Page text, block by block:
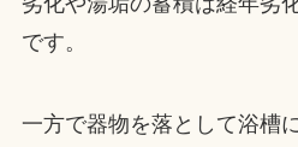
です。
一方で器物を落として浴槽